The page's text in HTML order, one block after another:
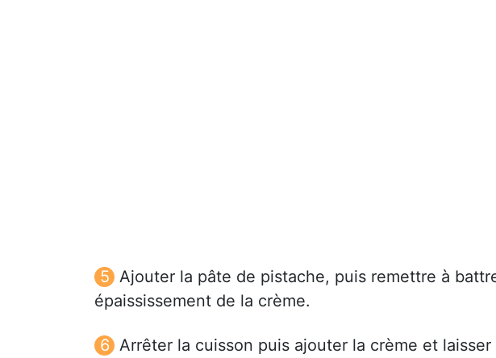
Ajouter la pâte de pistache, puis remettre à
épaississement de la crème.
Arrêter la cuisson puis ajouter la crème et